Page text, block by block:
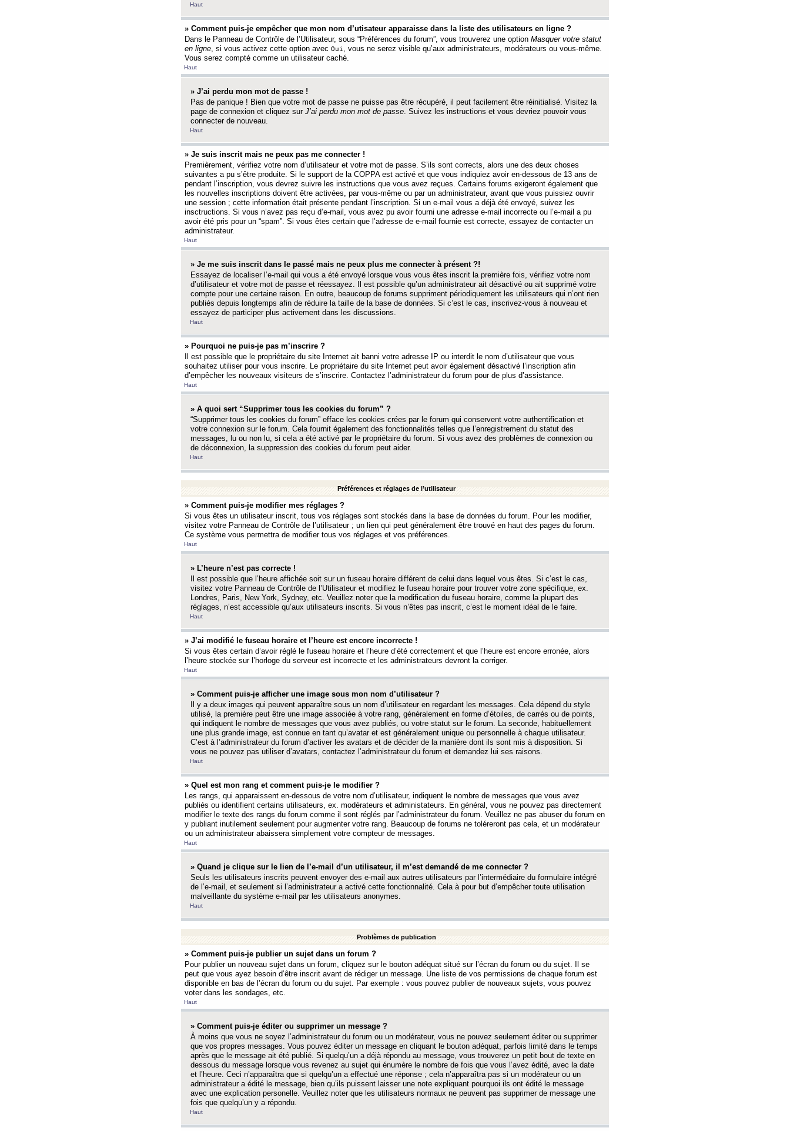
Haut
» Comment puis-je empêcher que mon nom d’utisateur apparaisse dans la liste des utilisateurs en ligne ?
Dans le Panneau de Contrôle de l’Utilisateur, sous “Préférences du forum”, vous trouverez une option Masquer votre statut
en ligne, si vous activez cette option avec Oui , vous ne serez visible qu’aux administrateurs, modérateurs ou vous-même.
Vous serez compté comme un utilisateur caché.
Haut
» J’ai perdu mon mot de passe !
Pas de panique ! Bien que votre mot de passe ne puisse pas être récupéré, il peut facilement être réinitialisé. Visitez la
page de connexion et cliquez sur J’ai perdu mon mot de passe. Suivez les instructions et vous devriez pouvoir vous
connecter de nouveau.
Haut
» Je suis inscrit mais ne peux pas me connecter !
Premièrement, vérifiez votre nom d’utilisateur et votre mot de passe. S’ils sont corrects, alors une des deux choses
suivantes a pu s’être produite. Si le support de la COPPA est activé et que vous indiquiez avoir en-dessous de 13 ans de
pendant l’inscription, vous devrez suivre les instructions que vous avez reçues. Certains forums exigeront également que
les nouvelles inscriptions doivent être activées, par vous-même ou par un administrateur, avant que vous puissiez ouvrir
une session ; cette information était présente pendant l’inscription. Si un e-mail vous a déjà été envoyé, suivez les
insctructions. Si vous n’avez pas reçu d’e-mail, vous avez pu avoir fourni une adresse e-mail incorrecte ou l’e-mail a pu
avoir été pris pour un “spam”. Si vous êtes certain que l’adresse de e-mail fournie est correcte, essayez de contacter un
administrateur.
Haut
» Je me suis inscrit dans le passé mais ne peux plus me connecter à présent ?!
Essayez de localiser l’e-mail qui vous a été envoyé lorsque vous vous êtes inscrit la première fois, vérifiez votre nom
d’utilisateur et votre mot de passe et réessayez. Il est possible qu’un administrateur ait désactivé ou ait supprimé votre
compte pour une certaine raison. En outre, beaucoup de forums suppriment périodiquement les utilisateurs qui n’ont rien
publiés depuis longtemps afin de réduire la taille de la base de données. Si c’est le cas, inscrivez-vous à nouveau et
essayez de participer plus activement dans les discussions.
Haut
» Pourquoi ne puis-je pas m’inscrire ?
Il est possible que le propriétaire du site Internet ait banni votre adresse IP ou interdit le nom d’utilisateur que vous
souhaitez utiliser pour vous inscrire. Le propriétaire du site Internet peut avoir également désactivé l’inscription afin
d’empêcher les nouveaux visiteurs de s’inscrire. Contactez l’administrateur du forum pour de plus d’assistance.
Haut
» A quoi sert “Supprimer tous les cookies du forum” ?
“Supprimer tous les cookies du forum” efface les cookies crées par le forum qui conservent votre authentification et
votre connexion sur le forum. Cela fournit également des fonctionnalités telles que l’enregistrement du statut des
messages, lu ou non lu, si cela a été activé par le propriétaire du forum. Si vous avez des problèmes de connexion ou
de déconnexion, la suppression des cookies du forum peut aider.
Haut
Préférences et réglages de l’utilisateur
» Comment puis-je modifier mes réglages ?
Si vous êtes un utilisateur inscrit, tous vos réglages sont stockés dans la base de données du forum. Pour les modifier,
visitez votre Panneau de Contrôle de l’utilisateur ; un lien qui peut généralement être trouvé en haut des pages du forum.
Ce système vous permettra de modifier tous vos réglages et vos préférences.
Haut
» L’heure n’est pas correcte !
Il est possible que l’heure affichée soit sur un fuseau horaire différent de celui dans lequel vous êtes. Si c’est le cas,
visitez votre Panneau de Contrôle de l’Utilisateur et modifiez le fuseau horaire pour trouver votre zone spécifique, ex.
Londres, Paris, New York, Sydney, etc. Veuillez noter que la modification du fuseau horaire, comme la plupart des
réglages, n’est accessible qu’aux utilisateurs inscrits. Si vous n’êtes pas inscrit, c’est le moment idéal de le faire.
Haut
» J’ai modifié le fuseau horaire et l’heure est encore incorrecte !
Si vous êtes certain d’avoir réglé le fuseau horaire et l’heure d’été correctement et que l’heure est encore erronée, alors
l’heure stockée sur l’horloge du serveur est incorrecte et les administrateurs devront la corriger.
Haut
» Comment puis-je afficher une image sous mon nom d’utilisateur ?
Il y a deux images qui peuvent apparaître sous un nom d’utilisateur en regardant les messages. Cela dépend du style
utilisé, la première peut être une image associée à votre rang, généralement en forme d’étoiles, de carrés ou de points,
qui indiquent le nombre de messages que vous avez publiés, ou votre statut sur le forum. La seconde, habituellement
une plus grande image, est connue en tant qu’avatar et est généralement unique ou personnelle à chaque utilisateur.
C’est à l’administrateur du forum d’activer les avatars et de décider de la manière dont ils sont mis à disposition. Si
vous ne pouvez pas utiliser d’avatars, contactez l’administrateur du forum et demandez lui ses raisons.
Haut
» Quel est mon rang et comment puis-je le modifier ?
Les rangs, qui apparaissent en-dessous de votre nom d’utilisateur, indiquent le nombre de messages que vous avez
publiés ou identifient certains utilisateurs, ex. modérateurs et administateurs. En général, vous ne pouvez pas directement
modifier le texte des rangs du forum comme il sont réglés par l’administrateur du forum. Veuillez ne pas abuser du forum en
y publiant inutilement seulement pour augmenter votre rang. Beaucoup de forums ne toléreront pas cela, et un modérateur
ou un administrateur abaissera simplement votre compteur de messages.
Haut
» Quand je clique sur le lien de l’e-mail d’un utilisateur, il m’est demandé de me connecter ?
Seuls les utilisateurs inscrits peuvent envoyer des e-mail aux autres utilisateurs par l’intermédiaire du formulaire intégré
de l’e-mail, et seulement si l’administrateur a activé cette fonctionnalité. Cela à pour but d’empêcher toute utilisation
malveillante du système e-mail par les utilisateurs anonymes.
Haut
Problèmes de publication
» Comment puis-je publier un sujet dans un forum ?
Pour publier un nouveau sujet dans un forum, cliquez sur le bouton adéquat situé sur l’écran du forum ou du sujet. Il se
peut que vous ayez besoin d’être inscrit avant de rédiger un message. Une liste de vos permissions de chaque forum est
disponible en bas de l’écran du forum ou du sujet. Par exemple : vous pouvez publier de nouveaux sujets, vous pouvez
voter dans les sondages, etc.
Haut
» Comment puis-je éditer ou supprimer un message ?
À moins que vous ne soyez l’administrateur du forum ou un modérateur, vous ne pouvez seulement éditer ou supprimer
que vos propres messages. Vous pouvez éditer un message en cliquant le bouton adéquat, parfois limité dans le temps
après que le message ait été publié. Si quelqu’un a déjà répondu au message, vous trouverez un petit bout de texte en
dessous du message lorsque vous revenez au sujet qui énumère le nombre de fois que vous l’avez édité, avec la date
et l’heure. Ceci n’apparaîtra que si quelqu’un a effectué une réponse ; cela n’apparaîtra pas si un modérateur ou un
administrateur a édité le message, bien qu’ils puissent laisser une note expliquant pourquoi ils ont édité le message
avec une explication personelle. Veuillez noter que les utilisateurs normaux ne peuvent pas supprimer de message une
fois que quelqu’un y a répondu.
Haut